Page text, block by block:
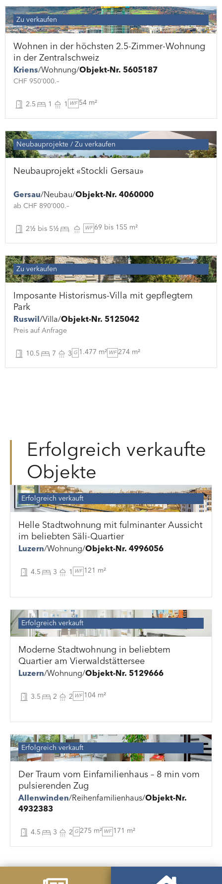
Zu verkaufen
Wohnen in der höchsten 2.5-Zimmer-Wohnung
in der Zentralschweiz
Kriens Wohnung Objekt-Nr. 5605187
CHF 950’000.–
2.5 1 1 WF 54 m²
Neubauprojekte Zu verkaufen
Neubauprojekt «Stockli Gersau»
Gersau Neubau Objekt-Nr. 4060000
ab CHF 890’000.–
2½ bis 5½ WF 69 bis 155 m²
Zu verkaufen
Imposante Historismus-Villa mit gepflegtem
Park
Ruswil Villa Objekt-Nr. 5125042
Preis auf Anfrage
10.5 7 3 G 1.477 m² WF 274 m²
Erfolgreich verkaufte
Objekte
Erfolgreich verkauft
Helle Stadtwohnung mit fulminanter Aussicht
im beliebten Säli-Quartier
Luzern Wohnung Objekt-Nr. 4996056
4.5 3 1 WF 121 m²
Erfolgreich verkauft
Moderne Stadtwohnung in beliebtem
Quartier am Vierwaldstättersee
Luzern Wohnung Objekt-Nr. 5129666
3.5 2 2 WF 104 m²
Erfolgreich verkauft
Der Traum vom Einfamilienhaus – 8 min vom
pulsierenden Zug
Allenwinden Reihenfamilienhaus Objekt-Nr.
4932383
4.5 3 2 G 275 m² WF 171 m²